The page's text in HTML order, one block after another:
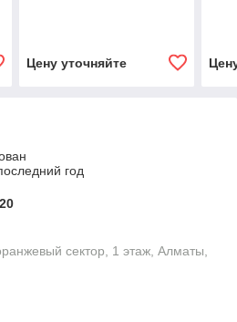
Цену уточняйте
год
сектор, 1 этаж, Алматы,